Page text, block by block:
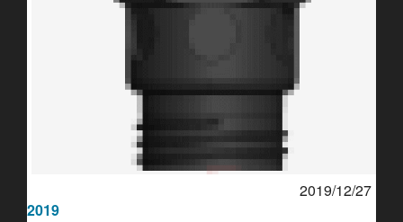
2019/12/27
2019